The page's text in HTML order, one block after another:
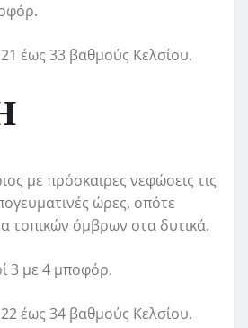
έως 33 βαθμούς Κελσίου.
με πρόσκαιρες νεφώσεις τις
ώρες, οπότε
τοπικών όμβρων στα δυτικά.
3 με 4 μποφόρ.
έως 34 βαθμούς Κελσίου.